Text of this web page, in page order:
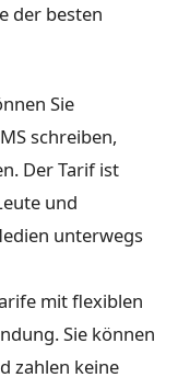
der besten
Sie
schreiben,
Der Tarif ist
und
unterwegs
mit flexiblen
Sie können
zahlen keine